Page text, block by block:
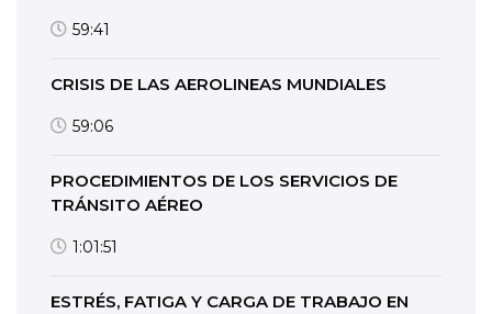
59:41
CRISIS DE LAS AEROLINEAS MUNDIALES
59:06
PROCEDIMIENTOS DE LOS SERVICIOS DE
TRÁNSITO AÉREO
1:01:51
ESTRÉS, FATIGA Y CARGA DE TRABAJO EN